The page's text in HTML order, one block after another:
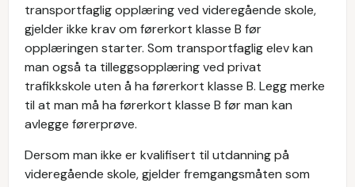
transportfaglig opplæring ved videregående skole,
gjelder ikke krav om førerkort klasse B før
opplæringen starter. Som transportfaglig elev kan
man også ta tilleggsopplæring ved privat
trafikkskole uten å ha førerkort klasse B. Legg merke
til at man må ha førerkort klasse B før man kan
avlegge førerprøve.
Dersom man ikke er kvalifisert til utdanning på
videregående skole, gjelder fremgangsmåten som